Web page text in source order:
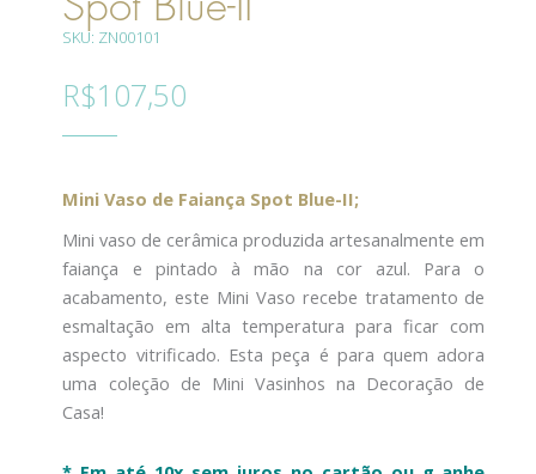
SKU: ZN00101
R$107,50
Mini Vaso de Faiança Spot Blue-II;
Mini vaso de cerâmica produzida artesanalmente em
faiança e pintado à mão na cor azul. Para o
acabamento, este Mini Vaso recebe tratamento de
esmaltação em alta temperatura para ficar com
aspecto vitrificado. Esta peça é para quem adora
uma coleção de Mini Vasinhos na Decoração de
Casa!